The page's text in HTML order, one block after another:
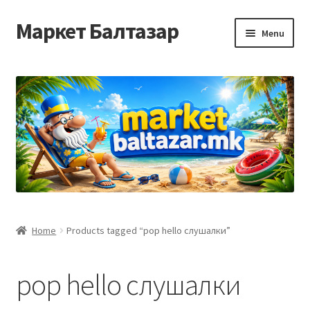
Skip
to
Skip
to
Маркет Балтазар Menu
Checkout
Homepage
Privacy Policy
Корисничка подршка
Home Products tagged “pop hello слушалки”
pop hello слушалки